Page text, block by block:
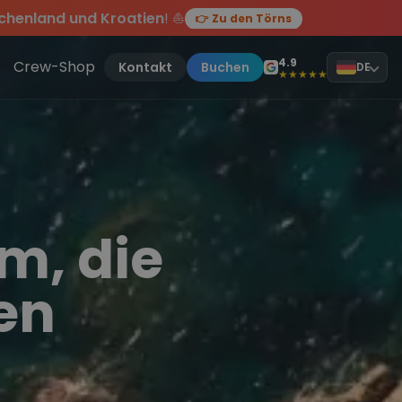
und Kroatien! ⛵ 👉 Zu den Törns
Törn!
des Jahres, sei dabei.
Crew-Shop Kontakt Buchen 4.9
★★★★★ DE
die